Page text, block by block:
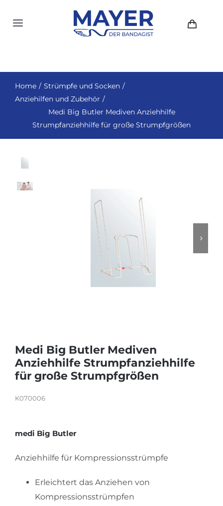
Inhalt
Toggle
AKTUELLES
SHOP
ÜBER UNS
Home
Strümpfe und Socken
Anziehilfen und Zubehör
Medi Big Butler Mediven Anziehhilfe
Strumpfanziehhilfe für große Strumpfgrößen
Medi Big Butler Mediven
Anziehhilfe Strumpfanziehhilfe
für große Strumpfgrößen
K070006
medi Big Butler
Anziehhilfe für Kompressionsstrümpfe
Erleichtert das Anziehen von
Kompressionsstrümpfen